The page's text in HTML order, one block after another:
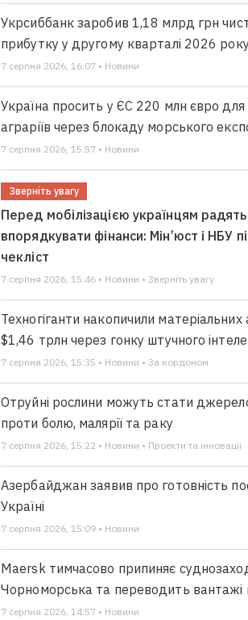
Укрсиббанк заробив 1,18 млрд грн
прибутку у другому кварталі 2026 року
7 серпня 2026, 16:07 • Новини
Україна просить у ЄС 220 млн євро для
аграріїв через блокаду морського
7 серпня 2026, 15:57 • Новини
Зверніть увагу
Перед мобілізацією українцям радять
впорядкувати фінанси: Мін’юст і НБУ
чекліст
7 серпня 2026, 15:46 • Новини • Зверніть увагу
Техногіганти накопичили матеріальних
$1,46 трлн через гонку штучного
7 серпня 2026, 15:35 • Новини • За кордоном
Отруйні рослини можуть стати
проти болю, малярії та раку
7 серпня 2026, 15:22 • Новини • Проекти та інновації
Азербайджан заявив про готовність
Україні
7 серпня 2026, 15:09 • Новини
Maersk тимчасово припиняє
Чорноморська та переводить вантажі
7 серпня 2026, 14:57 • Новини